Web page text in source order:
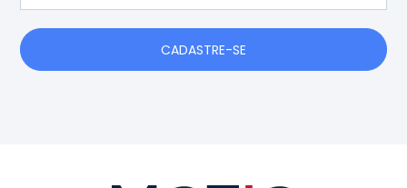
CADASTRE-SE